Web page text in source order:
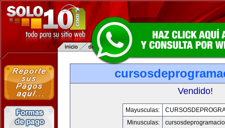
Vendido!
Mayusculas:
Minusculas: